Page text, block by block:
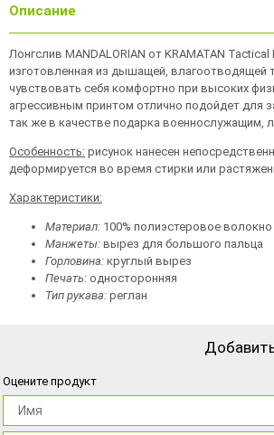
Описание
Лонгслив MANDALORIAN от KRAMATAN
изготовленная из дышащей, влагоотводящей
чувствовать себя комфортно при высоких
агрессивным принтом отлично подойдет для
так же в качестве подарка военнослужащим,
Особенность: рисунок нанесен
деформируется во время стирки или
Характеристики:
Материал: 100% полиэстеровое волокно
Манжеты: вырез для большого пальца
Горловина: круглый вырез
Печать: односторонняя
Тип рукава: реглан
Оцените продукт